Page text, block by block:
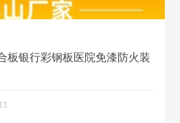
板银行彩钢板医院免漆防火装